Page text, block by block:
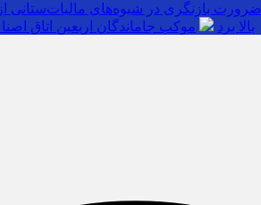
ضرورت بازنگری در شیوه‌های مالیات‌ستانی
بالا برد
موکب جاماندگان اربعین اتاق